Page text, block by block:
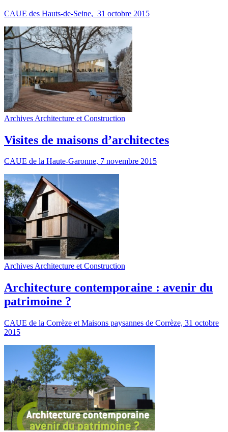
CAUE des Hauts-de-Seine, 31 octobre 2015
Archives Architecture et Construction
Visites de maisons d’architectes
CAUE de la Haute-Garonne, 7 novembre 2015
Archives Architecture et Construction
Architecture contemporaine : avenir du
patrimoine ?
CAUE de la Corrèze et Maisons paysannes de Corrèze, 31 octobre
2015